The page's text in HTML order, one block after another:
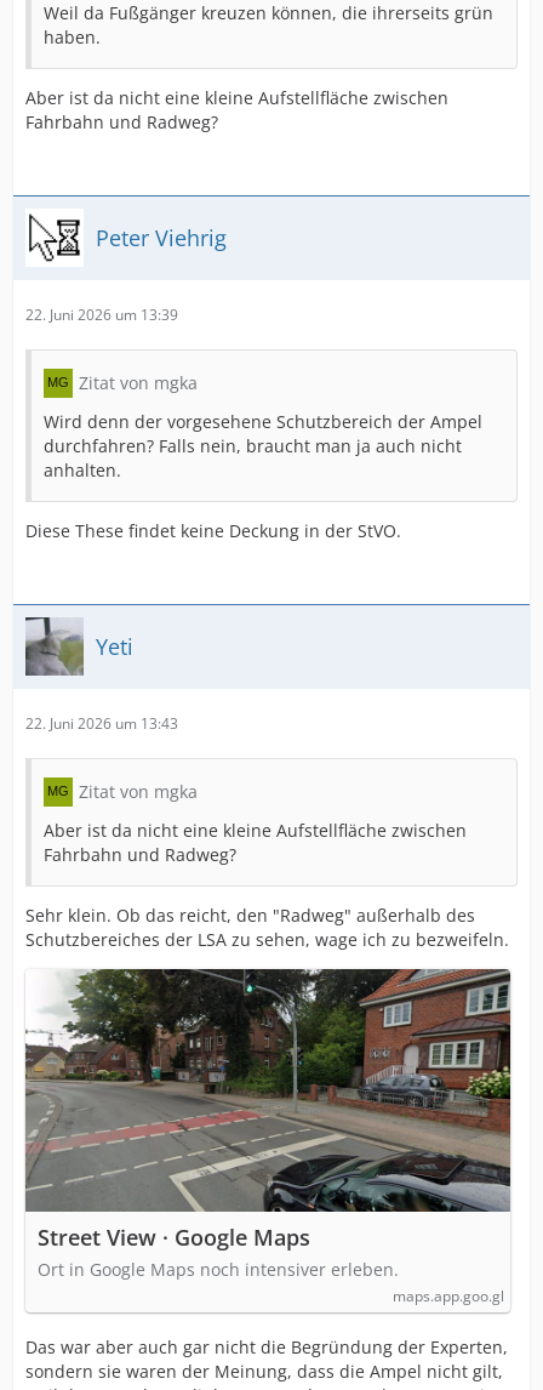
Weil da Fußgänger kreuzen können, die ihrerseits grün
haben.
Aber ist da nicht eine kleine Aufstellfläche zwischen
Fahrbahn und Radweg?
Peter Viehrig
22. Juni 2026 um 13:39
Zitat von mgka
Wird denn der vorgesehene Schutzbereich der Ampel
durchfahren? Falls nein, braucht man ja auch nicht
anhalten.
Diese These findet keine Deckung in der StVO.
Yeti
22. Juni 2026 um 13:43
Zitat von mgka
Aber ist da nicht eine kleine Aufstellfläche zwischen
Fahrbahn und Radweg?
Sehr klein. Ob das reicht, den "Radweg" außerhalb des
Schutzbereiches der LSA zu sehen, wage ich zu bezweifeln.
Street View · Google Maps
Ort in Google Maps noch intensiver erleben.
maps.app.goo.gl
Das war aber auch gar nicht die Begründung der Experten,
sondern sie waren der Meinung, dass die Ampel nicht gilt,